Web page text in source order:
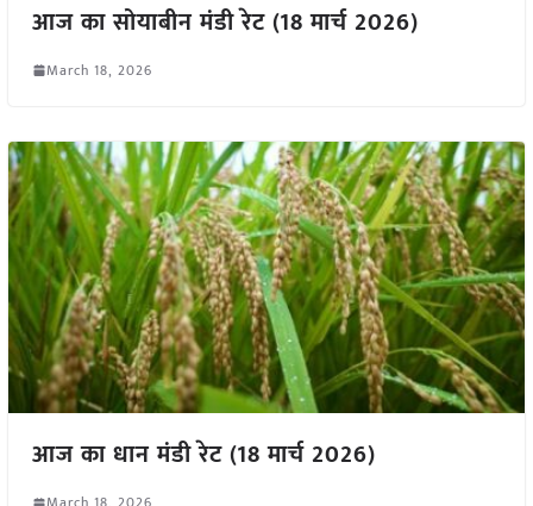
आज का सोयाबीन मंडी रेट (18 मार्च 2026)
March 18, 2026
आज का धान मंडी रेट (18 मार्च 2026)